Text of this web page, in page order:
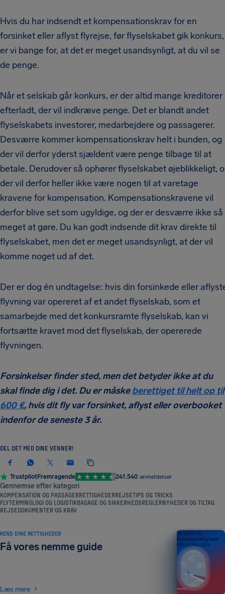
Hvis du har indsendt et kompensationskrav for en
forsinket eller aflyst flyrejse, før flyselskabet gik konkurs,
er vi bange for, at det er meget usandsynligt, at du vil se
de penge.
Når et selskab går konkurs, er der altid mange kreditorer
efterladt, der vil indkræve penge. Det er blandt andet
flyselskabets investorer, medarbejdere og passagerer.
Desværre kommer kompensationskrav helt i bunden, og
der vil derfor yderst sjældent være penge tilbage til at
betale. Derudover så ophører flyselskabet øjeblikkeligt,
der vil derfor heller ikke være nogen til at varetage
kravene for kompensation. Kompensationskravene vil
derfor blive set som ugyldige, og der er desværre ikke så
meget at gøre. Du kan godt indsende dit krav direkte til
flyselskabet, men det er meget usandsynligt, at der vil
komme noget ud af det.
Der er dog én undtagelse: hvis din forsinkede eller
flyvning var opereret af et andet flyselskab, som et
samarbejde med det konkursramte flyselskab, kan vi
fortsætte kravet mod det flyselskab, der opererede
flyvningen.
Forsinkelser finder sted, men det betyder ikke at du
skal finde dig i det. Du er måskeberettiget til helt op til
600 €, hvis dit fly var forsinket, aflyst eller overbooket
indenfor de seneste 3 år.
DEL DET MED DINE VENNER!
TrustpilotFremragende 241.540 anmeldelser
Gennemse efter kategori
KOMPENSATION OG PASSAGERRETTIGHEDERREJSETIPS OG TRICKS
FLYTERMINOLOGI OG LOGISTIKBAGAGE OG SIKKERHEDSREGLERNYHEDER OG TILTAG
REJSEDOKUMENTER OG KRAV
KEND DINE RETTIGHEDER
Få vores nemme guide
Læs mere
Din guide om
flypassagerrettigheder
UDGAVE FRA 2026